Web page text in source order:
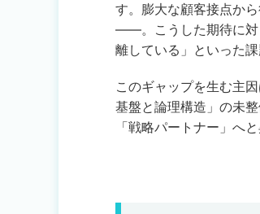
す。膨大な顧客接点か
――。こうした期待に対
離している」といった
このギャップを生む主
基盤と論理構造」の未
「戦略パートナー」へ